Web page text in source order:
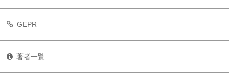
GEPR
著者一覧